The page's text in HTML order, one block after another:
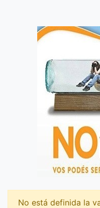
No está definida la